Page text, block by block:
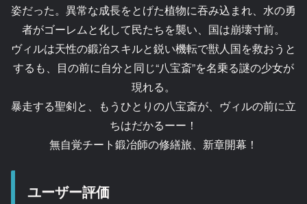
姿だった。異常な成長をとげた植物に吞み込まれ、水の勇
者がゴーレムと化して民たちを襲い、国は崩壊寸前。
ヴィルは天性の鍛冶スキルと鋭い機転で獣人国を救おうと
するも、目の前に自分と同じ“八宝斎”を名乗る謎の少女が
現れる。
暴走する聖剣と、もうひとりの八宝斎が、ヴィルの前に立
ちはだかるーー！
無自覚チート鍛冶師の修繕旅、新章開幕！
ユーザー評価